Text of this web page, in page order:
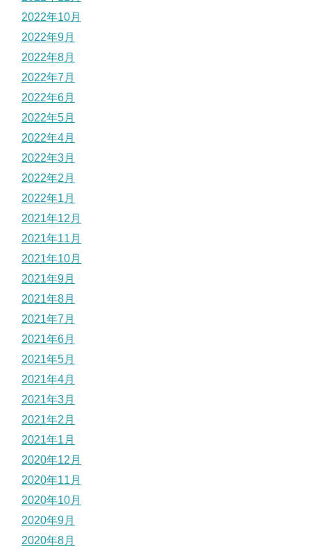
2022年10月
2022年9月
2022年8月
2022年7月
2022年6月
2022年5月
2022年4月
2022年3月
2022年2月
2022年1月
2021年12月
2021年11月
2021年10月
2021年9月
2021年8月
2021年7月
2021年6月
2021年5月
2021年4月
2021年3月
2021年2月
2021年1月
2020年12月
2020年11月
2020年10月
2020年9月
2020年8月